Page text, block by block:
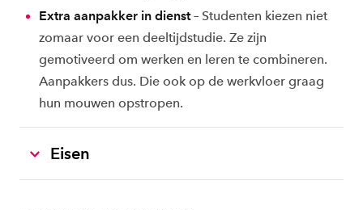
Extra aanpakker in dienst– Studenten kiezen niet
zomaar voor een deeltijdstudie. Ze zijn
gemotiveerd om werken en leren te combineren.
Aanpakkers dus. Die ook op de werkvloer graag
hun mouwen opstropen.
Eisen